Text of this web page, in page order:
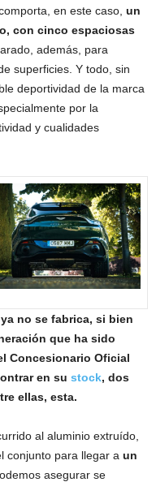
en este caso, un
con cinco espaciosas
además, para
superficies. Y todo, sin
deportividad de la marca
por la
y cualidades
no se fabrica, si bien
que ha sido
Concesionario Oficial
en su stock, dos
ellas, esta.
al aluminio extruído,
conjunto para llegar a un
asegurar se